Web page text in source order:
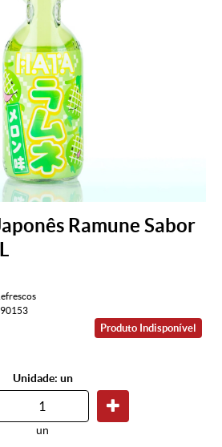
Ramune Sabor
Produto Indisponível
Unidade: un
un